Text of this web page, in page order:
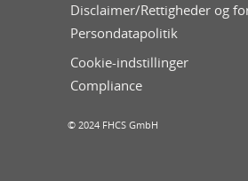
Disclaimer/Rettigheder og
Persondatapolitik
Cookie-indstillinger
Compliance
© 2024 FHCS GmbH